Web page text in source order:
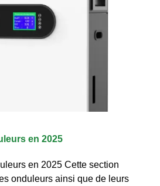
en 2025
en 2025 Cette section
onduleurs ainsi que de leurs